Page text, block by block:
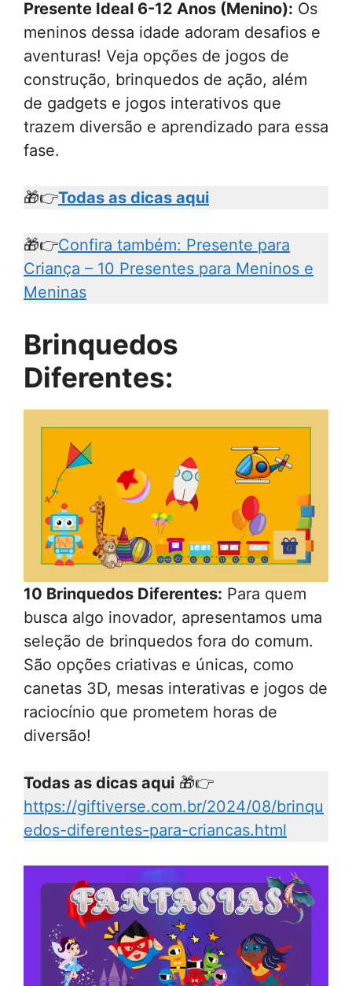
Presente Ideal 6-12 Anos (Menino): Os
meninos dessa idade adoram desafios e
aventuras! Veja opções de jogos de
construção, brinquedos de ação, além
de gadgets e jogos interativos que
trazem diversão e aprendizado para essa
fase.
🎁👉Todas as dicas aqui
🎁👉Confira também: Presente para
Criança – 10 Presentes para Meninos e
Meninas
Brinquedos
Diferentes:
10 Brinquedos Diferentes: Para quem
busca algo inovador, apresentamos uma
seleção de brinquedos fora do comum.
São opções criativas e únicas, como
canetas 3D, mesas interativas e jogos de
raciocínio que prometem horas de
diversão!
Todas as dicas aqui 🎁👉
https://giftiverse.com.br/2024/08/brinqu
edos-diferentes-para-criancas.html